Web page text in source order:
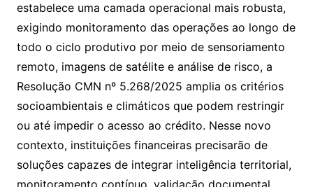
estabelece uma camada operacional mais robusta,
exigindo monitoramento das operações ao longo de
todo o ciclo produtivo por meio de sensoriamento
remoto, imagens de satélite e análise de risco, a
Resolução CMN nº 5.268/2025 amplia os critérios
socioambientais e climáticos que podem restringir
ou até impedir o acesso ao crédito. Nesse novo
contexto, instituições financeiras precisarão de
soluções capazes de integrar inteligência territorial,